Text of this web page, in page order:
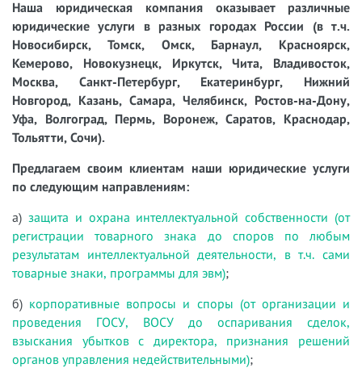
Наша юридическая компания оказывает различные
юридические услуги в разных городах России (в т.ч.
Новосибирск, Томск, Омск, Барнаул, Красноярск,
Кемерово, Новокузнецк, Иркутск, Чита, Владивосток,
Москва, Санкт-Петербург, Екатеринбург, Нижний
Новгород, Казань, Самара, Челябинск, Ростов-на-Дону,
Уфа, Волгоград, Пермь, Воронеж, Саратов, Краснодар,
Тольятти, Сочи).
Предлагаем своим клиентам наши юридические услуги
по следующим направлениям:
а) защита и охрана интеллектуальной собственности (от
регистрации товарного знака до споров по любым
результатам интеллектуальной деятельности, в т.ч. сами
товарные знаки, программы для эвм);
б) корпоративные вопросы и споры (от организации и
проведения ГОСУ, ВОСУ до оспаривания сделок,
взыскания убытков с директора, признания решений
органов управления недействительными);